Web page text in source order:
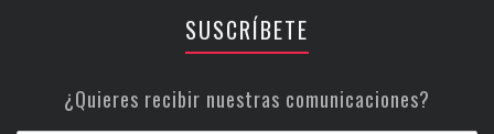
SUSCRÍBETE
¿Quieres recibir nuestras comunicaciones?